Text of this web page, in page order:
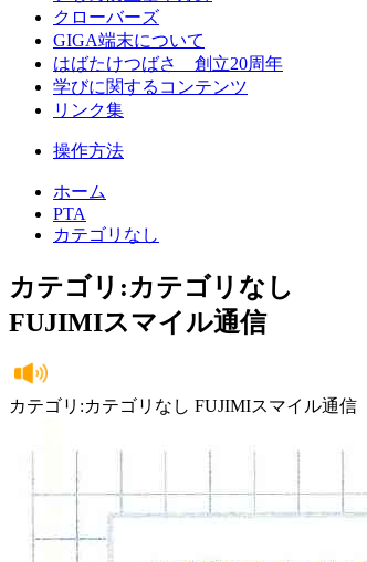
クローバーズ
GIGA端末について
はばたけつばさ 創立20周年
学びに関するコンテンツ
リンク集
操作方法
ホーム
PTA
カテゴリなし
カテゴリ:カテゴリなし
FUJIMIスマイル通信
カテゴリ:カテゴリなし FUJIMIスマイル通信